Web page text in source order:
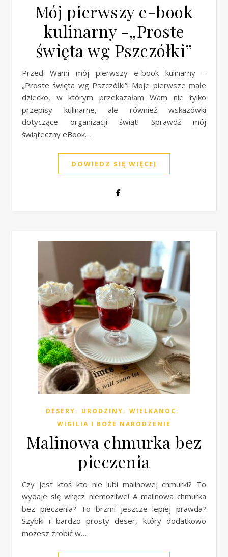
Mój pierwszy e-book
kulinarny -„Proste
święta wg Pszczółki”
Przed Wami mój pierwszy e-book kulinarny –
„Proste święta wg Pszczółki”! Moje pierwsze małe
dziecko, w którym przekazałam Wam nie tylko
przepisy kulinarne, ale również wskazówki
dotyczące organizacji świąt! Sprawdź mój
świąteczny eBook…
DOWIEDZ SIĘ WIĘCEJ
DESERY, URODZINY, WIELKANOC,
WIGILIA I BOŻE NARODZENIE
Malinowa chmurka bez
pieczenia
Czy jest ktoś kto nie lubi malinowej chmurki? To
wydaje się wręcz niemożliwe! A malinowa chmurka
bez pieczenia? To brzmi jeszcze lepiej prawda?
Szybki i bardzo prosty deser, który dodatkowo
możesz zrobić w…